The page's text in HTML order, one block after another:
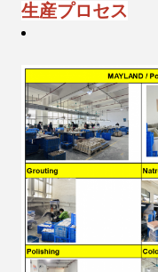
生産プロセス